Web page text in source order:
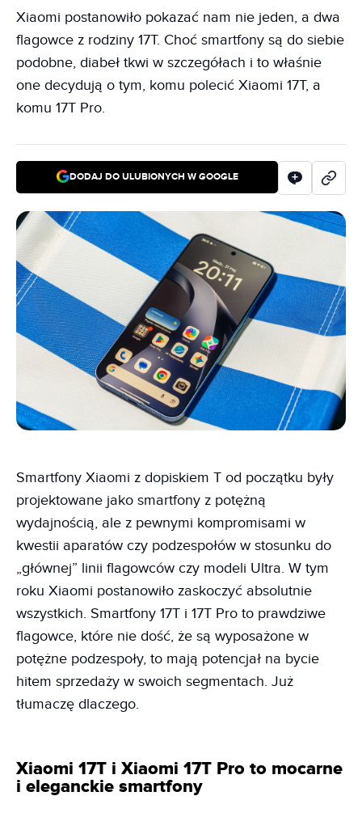
Xiaomi postanowiło pokazać nam nie jeden, a dwa
flagowce z rodziny 17T. Choć smartfony są do siebie
podobne, diabeł tkwi w szczegółach i to właśnie
one decydują o tym, komu polecić Xiaomi 17T, a
komu 17T Pro.
DODAJ DO ULUBIONYCH W GOOGLE
Smartfony Xiaomi z dopiskiem T od początku były
projektowane jako smartfony z potężną
wydajnością, ale z pewnymi kompromisami w
kwestii aparatów czy podzespołów w stosunku do
„głównej” linii flagowców czy modeli Ultra. W tym
roku Xiaomi postanowiło zaskoczyć absolutnie
wszystkich. Smartfony 17T i 17T Pro to prawdziwe
flagowce, które nie dość, że są wyposażone w
potężne podzespoły, to mają potencjał na bycie
hitem sprzedaży w swoich segmentach. Już
tłumaczę dlaczego.
Xiaomi 17T i Xiaomi 17T Pro to mocarne
i eleganckie smartfony